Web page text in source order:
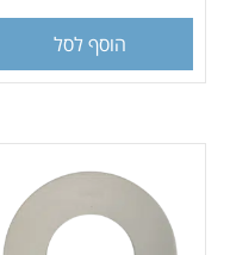
הוסף לסל